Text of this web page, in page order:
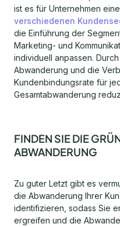
ist es für Unternehmen
verschiedenen
die Einführung der
Marketing- und
individuell anpassen.
Abwanderung und die
Kundenbindungsrate für
Gesamtabwanderung
FINDEN SIE DIE
ABWANDERUNG
Zu guter Letzt gibt es
die Abwanderung Ihrer
identifizieren, sodass Sie
ergreifen und die